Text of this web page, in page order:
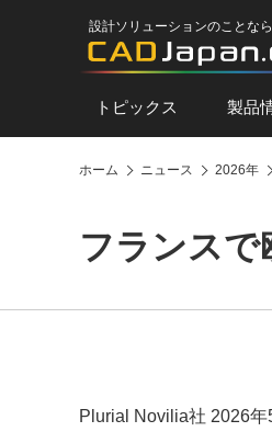
設計ソリューションのことな
トピックス 製品
ホーム ニュース 2026年
フランスで
Plurial Novilia社 2026年